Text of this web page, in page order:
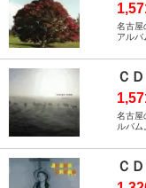
名古屋
アルバ
Ｃ
名古屋
ルバム
Ｃ